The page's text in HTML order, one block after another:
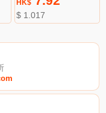
HK$
$ 1.017